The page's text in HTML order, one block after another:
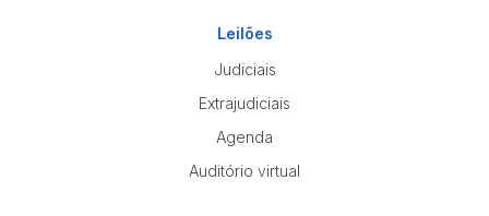
Leilões
Judiciais
Extrajudiciais
Agenda
Auditório virtual